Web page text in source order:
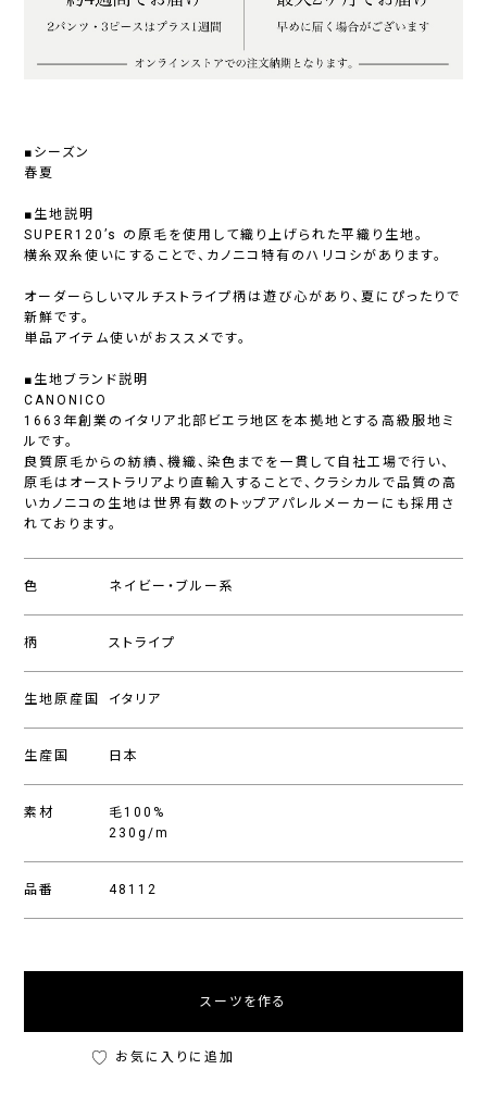
■シーズン
春夏
■生地説明
SUPER120’s の原毛を使用して織り上げられた平織り生地。
横糸双糸使いにすることで、カノニコ特有のハリコシがあります。
オーダーらしいマルチストライプ柄は遊び心があり、夏にぴったりで
新鮮です。
単品アイテム使いがおススメです。
■生地ブランド説明
CANONICO
1663年創業のイタリア北部ビエラ地区を本拠地とする高級服地ミ
ルです。
良質原毛からの紡績、機織、染色までを一貫して自社工場で行い、
原毛はオーストラリアより直輸入することで、クラシカルで品質の高
いカノニコの生地は世界有数のトップアパレルメーカーにも採用さ
れております。
色 ネイビー・ブルー系
柄 ストライプ
生地原産国 イタリア
生産国 日本
素材
毛100%
230g/m
品番 48112
スーツを作る
お気に入りに追加